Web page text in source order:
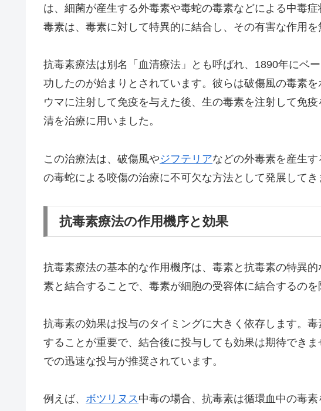
は、細菌が産生する外毒素や毒蛇の毒素などによる中毒
毒素は、毒素に対して特異的に結合し、その有害な作用を
抗毒素療法は別名「血清療法」とも呼ばれ、1890年にベ
功したのが始まりとされています。彼らは破傷風の毒素
ウマに注射して免疫を与えた後、生の毒素を注射して免
清を治療に用いました。
この治療法は、破傷風やジフテリアなどの外毒素を産生
の毒蛇による咬傷の治療に不可欠な方法として発展してき
抗毒素療法の作用機序と効果
抗毒素療法の基本的な作用機序は、毒素と抗毒素の特異
素と結合することで、毒素が細胞の受容体に結合するのを
抗毒素の効果は投与のタイミングに大きく依存します。
することが重要で、結合後に投与しても効果は期待でき
での迅速な投与が推奨されています。
例えば、 ボツリヌス中毒の場合、抗毒素は循環血中の毒